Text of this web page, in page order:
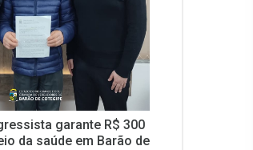
garante R$ 300
da saúde em Barão de